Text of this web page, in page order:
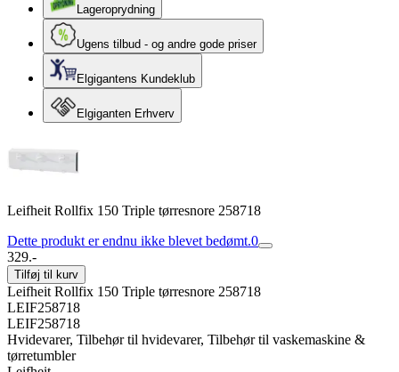
Lageroprydning
Ugens tilbud - og andre gode priser
Elgigantens Kundeklub
Elgiganten Erhverv
Leifheit Rollfix 150 Triple tørresnore 258718
Dette produkt er endnu ikke blevet bedømt.0
329.-
Tilføj til kurv
Leifheit Rollfix 150 Triple tørresnore 258718
LEIF258718
LEIF258718
Hvidevarer, Tilbehør til hvidevarer, Tilbehør til vaskemaskine &
tørretumbler